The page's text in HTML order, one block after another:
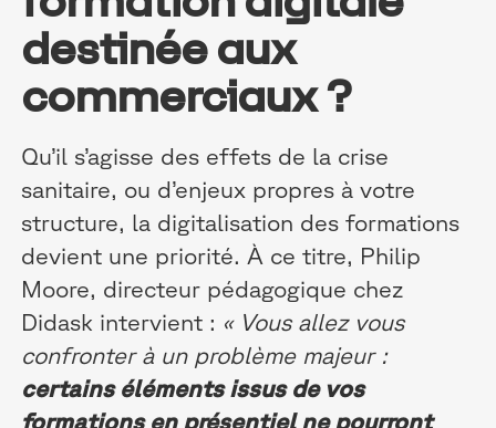
destinée aux
commerciaux ?
Qu’il s’agisse des effets de la crise
sanitaire, ou d’enjeux propres à votre
structure, la digitalisation des formations
devient une priorité. À ce titre, Philip
Moore, directeur pédagogique chez
Didask intervient : « Vous allez vous
confronter à un problème majeur :
certains éléments issus de vos
formations en présentiel ne pourront